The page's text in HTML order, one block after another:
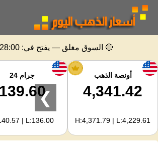
الرئيسية
سعر الذهب
اسعار الفضه
حاسبة الذهب
🔴 السوق مغلق — يفتح في:
أونصة الذهب
4,341.42
H:4,371.79 | L:4,229.61
جرام 24
139.60
| L:136.00
❯